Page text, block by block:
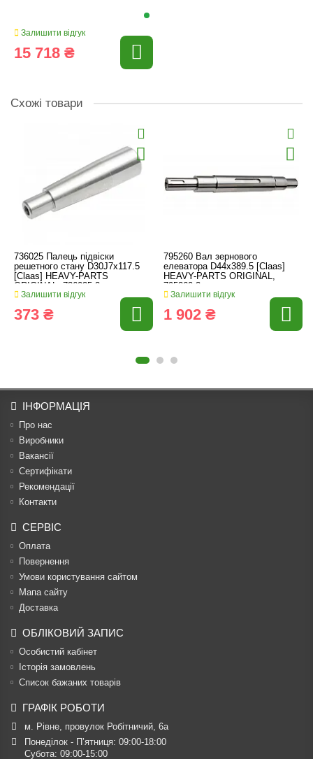
Залишити відгук
15 718 ₴
Схожі товари
736025 Палець підвіски
решетного стану D30J7x117.5
[Claas] HEAVY-PARTS
ORIGINAL, 736025.2
Залишити відгук
373 ₴
795260 Вал зернового
елеватора D44x389.5 [Claas]
HEAVY-PARTS ORIGINAL,
795260.2
Залишити відгук
1 902 ₴
ІНФОРМАЦІЯ
Про нас
Виробники
Вакансії
Сертифікати
Рекомендації
Контакти
СЕРВІС
Оплата
Повернення
Умови користування сайтом
Мапа сайту
Доставка
ОБЛІКОВИЙ ЗАПИС
Особистий кабінет
Історія замовлень
Список бажаних товарів
ГРАФІК РОБОТИ
м. Рівне, провулок Робітничий, 6а
Понеділок - П’ятниця: 09:00-18:00
Субота: 09:00-15:00